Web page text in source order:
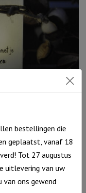
jou,
aantal
bestellingen die
geplaatst, vanaf 18
Tot 27 augustus
uitlevering van uw
van ons gewend